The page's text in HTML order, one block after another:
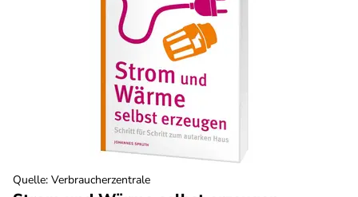
Quelle: Verbraucherzentrale